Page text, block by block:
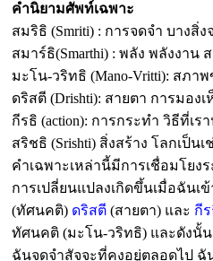
คำนิยามศัพท์เฉพาะ
สมริธิ (Smriti) : การจดจำ บาง
สมาร์ธิ(Smarthi) : พลัง พลังงา
มะโน-วริทธิ (Mano-Vritti): สภ
ดริสตี (Drishti): สายตา การมอง
กีรธิ (action): การกระทำ วิธีที่เ
สริชธิ (Srishti) สิ่งสร้าง โลกเป็น
คำเฉพาะเหล่านี้มีการเชื่อมโยง
การเปลี่ยนแปลงเกิดขึ้นเมื่อฉันเ
(ทัศนคติ) ดริสตี (สายตา) และ กี
ทัศนคติ (มะโน-วริทธิ) และดังนั้
ฉันจดจำสัจจะที่คงอยู่ตลอดไป